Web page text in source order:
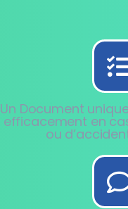
Un Document
efficacement en
ou